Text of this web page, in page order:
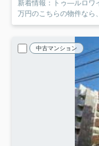
新着情報：トゥ―ルロワ
万円のこちらの物件なら
中古マンション